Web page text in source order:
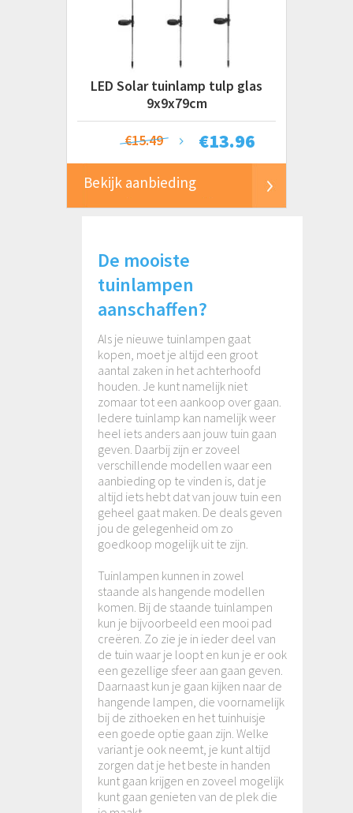
€ 0 tot € 20+
LED Solar tuinlamp tulp glas
9x9x79cm
€13.96
€15.49
Bekijk aanbieding
De mooiste
tuinlampen
aanschaffen?
Als je nieuwe tuinlampen gaat
kopen, moet je altijd een groot
aantal zaken in het achterhoofd
houden. Je kunt namelijk niet
zomaar tot een aankoop over gaan.
Iedere tuinlamp kan namelijk weer
heel iets anders aan jouw tuin gaan
geven. Daarbij zijn er zoveel
verschillende modellen waar een
aanbieding op te vinden is, dat je
altijd iets hebt dat van jouw tuin een
geheel gaat maken. De deals geven
jou de gelegenheid om zo
goedkoop mogelijk uit te zijn.
Tuinlampen kunnen in zowel
staande als hangende modellen
komen. Bij de staande tuinlampen
kun je bijvoorbeeld een mooi pad
creëren. Zo zie je in ieder deel van
de tuin waar je loopt en kun je er ook
een gezellige sfeer aan gaan geven.
Daarnaast kun je gaan kijken naar de
hangende lampen, die voornamelijk
bij de zithoeken en het tuinhuisje
een goede optie gaan zijn. Welke
variant je ook neemt, je kunt altijd
zorgen dat je het beste in handen
kunt gaan krijgen en zoveel mogelijk
kunt gaan genieten van de plek die